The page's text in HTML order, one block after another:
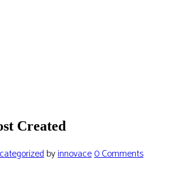
Created
byinnovace0 Comments